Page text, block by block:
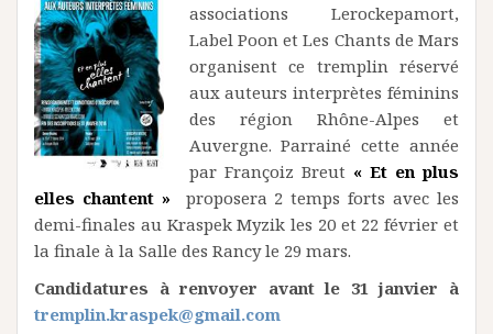
associations Lerockepamort,
Label Poon et Les Chants de Mars
organisent ce tremplin réservé
aux auteurs interprètes féminins
des région Rhône-Alpes et
Auvergne. Parrainé cette année
par Françoiz Breut « Et en plus
elles chantent »
proposera 2 temps forts avec les
demi-finales au Kraspek Myzik les 20 et 22 février et
la finale à la Salle des Rancy le 29 mars.
Candidatures à renvoyer avant le 31 janvier à
tremplin.kraspek@gmail.com